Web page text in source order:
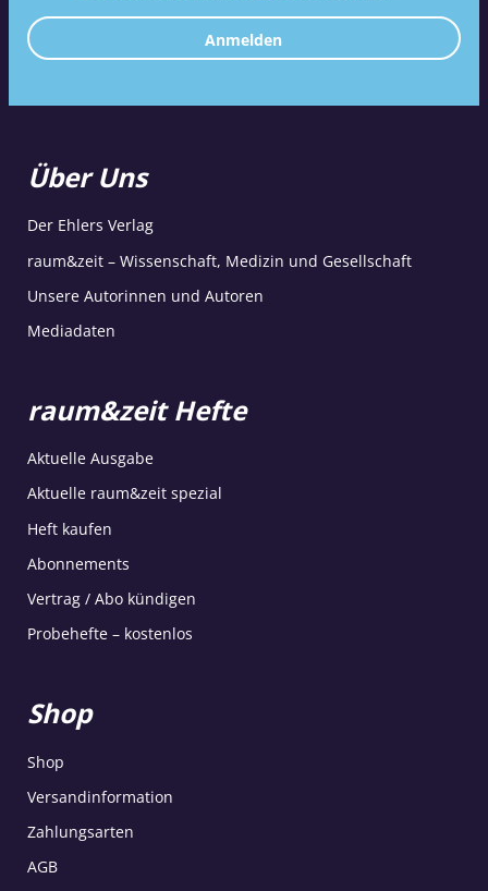
Anmelden
Über Uns
Der Ehlers Verlag
raum&zeit – Wissenschaft, Medizin und Gesellschaft
Unsere Autorinnen und Autoren
Mediadaten
raum&zeit Hefte
Aktuelle Ausgabe
Aktuelle raum&zeit spezial
Heft kaufen
Abonnements
Vertrag / Abo kündigen
Probehefte – kostenlos
Shop
Shop
Versandinformation
Zahlungsarten
AGB